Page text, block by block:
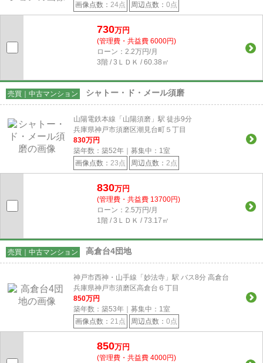
画像点数： 24点 周辺点数： 0点
730万円
(管理費・共益費 6000円)
ローン：2.2万円/月
3階 / 3ＬＤＫ / 60.38㎡
売買｜中古マンション シャトー・ド・メール須磨
山陽電鉄本線「山陽須磨」駅 徒歩9分
兵庫県神戸市須磨区潮見台町５丁目
830万円
築年数：築52年｜募集中： 1室
画像点数： 23点 周辺点数： 2点
830万円
(管理費・共益費 13700円)
ローン：2.5万円/月
1階 / 3ＬＤＫ / 73.17㎡
売買｜中古マンション 高倉台4団地
神戸市西神・山手線「妙法寺」駅 バス8分 高倉台
兵庫県神戸市須磨区高倉台６丁目
850万円
築年数：築53年｜募集中： 1室
画像点数： 21点 周辺点数： 0点
850万円
(管理費・共益費 4000円)